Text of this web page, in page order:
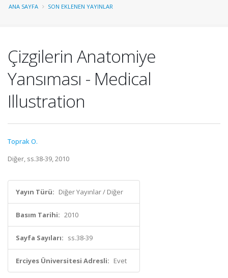
ANA SAYFA SON EKLENEN YAYINLAR
Çizgilerin Anatomiye
Yansıması - Medical
Illustration
Toprak O.
Diğer, ss.38-39, 2010
Yayın Türü: Diğer Yayınlar / Diğer
Basım Tarihi: 2010
Sayfa Sayıları: ss.38-39
Erciyes Üniversitesi Adresli: Evet